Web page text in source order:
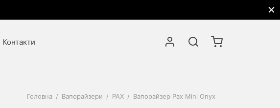
Контакти
Головна / Вапорайзери / PAX / Вапорайзер Pax Mini Onyx